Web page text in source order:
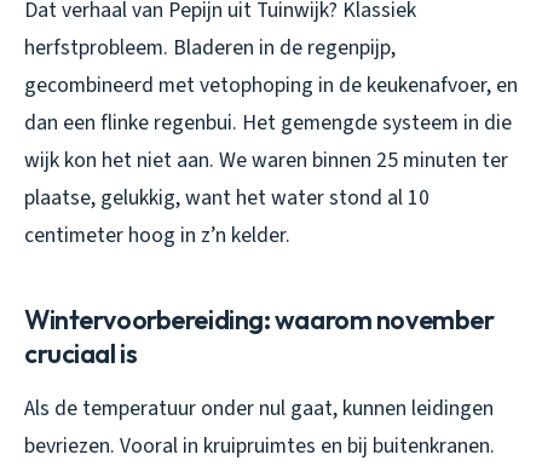
Dat verhaal van Pepijn uit Tuinwijk? Klassiek
herfstprobleem. Bladeren in de regenpijp,
gecombineerd met vetophoping in de keukenafvoer, en
dan een flinke regenbui. Het gemengde systeem in die
wijk kon het niet aan. We waren binnen 25 minuten ter
plaatse, gelukkig, want het water stond al 10
centimeter hoog in z’n kelder.
Wintervoorbereiding: waarom november
cruciaal is
Als de temperatuur onder nul gaat, kunnen leidingen
bevriezen. Vooral in kruipruimtes en bij buitenkranen.